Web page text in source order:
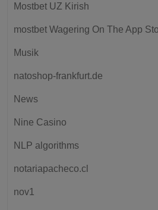
Mostbet UZ Kirish
‎mostbet Wagering On The App
Musik
natoshop-frankfurt.de
News
Nine Casino
NLP algorithms
notariapacheco.cl
nov1